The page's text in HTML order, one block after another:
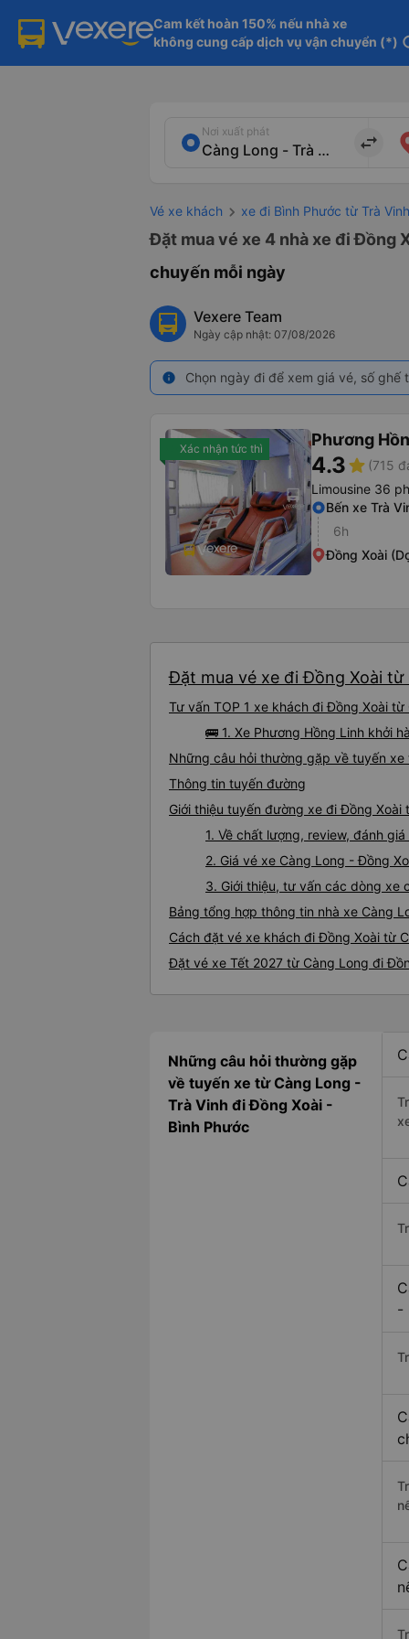
Cam kết hoàn 150% nếu nhà xe
không cung cấp dịch vụ vận chuyển (*)
Nơi xuất phát
import_export
Vé xe khách xe đi Bình Phước từ Trà Vinh
Đặt mua vé xe 4 nhà xe đi Đồng
chuyến mỗi ngày
Vexere Team
Ngày cập nhật: 07/08/2026
info Chọn ngày đi để xem giá vé, số
Xác nhận tức thì Phương
4.3star (715
Limousine 36
Bến xe Trà
6h
Đồng Xoài
Đặt mua vé xe đi Đồng Xoài
Tư vấn TOP 1 xe khách đi Đồng Xoài
🚌 1. Xe Phương Hồng Linh khởi
Những câu hỏi thường gặp về tuyến
Thông tin tuyến đường
Giới thiệu tuyến đường xe đi Đồng Xoài
1. Về chất lượng, review, đánh
2. Giá vé xe Càng Long - Đồng
3. Giới thiệu, tư vấn các dòng xe
Bảng tổng hợp thông tin nhà xe Càng
Cách đặt vé xe khách đi Đồng Xoài từ
Đặt vé xe Tết 2027 từ Càng Long đi
Những câu hỏi thường gặp
về tuyến xe từ Càng Long -
Trà Vinh đi Đồng Xoài -
Bình Phước
-